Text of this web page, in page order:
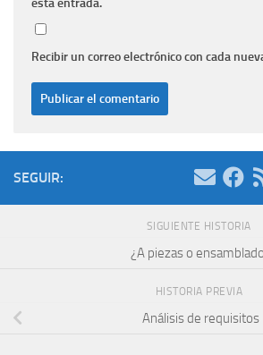
esta entrada.
Recibir un correo electrónico con cada
SEGUIR:
SIGUIENTE HISTORIA
¿A piezas o
HISTORIA PREVIA
Análisis de requisitos